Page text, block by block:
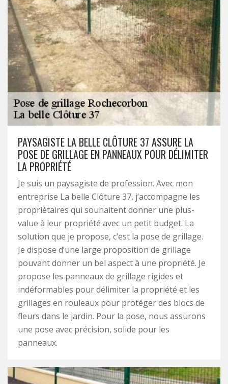
PAYSAGISTE LA BELLE CLÔTURE 37 ASSURE LA
POSE DE GRILLAGE EN PANNEAUX POUR DÉLIMITER
LA PROPRIÉTÉ
Je suis un paysagiste de profession. Avec mon
entreprise La belle Clôture 37, j’accompagne les
propriétaires qui souhaitent donner une plus-
value à leur propriété avec un petit budget. La
solution que je propose, c’est la pose de grillage.
Je dispose d’une large proposition de grillage
pouvant donner un bel aspect à une propriété. Je
propose les panneaux de grillage rigides et
indéformables pour délimiter la propriété et les
grillages en rouleaux pour protéger des blocs de
fleurs dans le jardin. Pour la pose, nous assurons
une pose avec précision, solide pour les
panneaux.